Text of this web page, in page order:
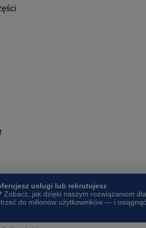
usługi lub rekrutujesz
Zobacz, jak dzięki naszym rozwiązaniom dla
do milionów użytkowników — i osiągnąć